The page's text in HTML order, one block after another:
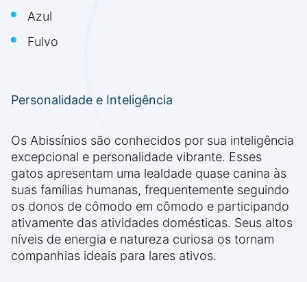
Azul
Fulvo
Personalidade e Inteligência
Os Abissínios são conhecidos por sua inteligência
excepcional e personalidade vibrante. Esses
gatos apresentam uma lealdade quase canina às
suas famílias humanas, frequentemente seguindo
os donos de cômodo em cômodo e participando
ativamente das atividades domésticas. Seus altos
níveis de energia e natureza curiosa os tornam
companhias ideais para lares ativos.